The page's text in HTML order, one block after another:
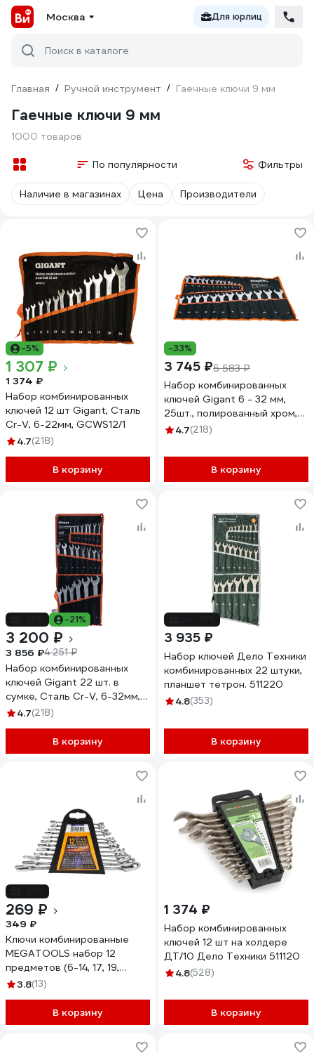
Москва Для юрлиц
Поиск в каталоге
Главная / Ручной инструмент / Гаечные ключи 9 мм
Гаечные ключи 9 мм
1000 товаров
По популярности Фильтры
Наличие в магазинах Цена Производители
-5%
1 307 ₽
1 374 ₽
Набор комбинированных
ключей 12 шт Gigant, Сталь
Cr-V, 6-22мм, GCWS12/1
4.7(218)
В корзину
-33%
3 745 ₽5 583 ₽
Набор комбинированных
ключей Gigant 6 - 32 мм,
25шт., полированный хром,
Сталь Cr-V, 6-32мм,
4.7(218)
В корзину
-21%
3 200 ₽
3 856 ₽4 251 ₽
Набор комбинированных
ключей Gigant 22 шт. в
сумке, Сталь Cr-V, 6-32мм,
GCWS22
4.7(218)
В корзину
3 935 ₽
Набор ключей Дело Техники
комбинированных 22 штуки,
планшет тетрон. 511220
4.8(353)
В корзину
269 ₽
349 ₽
Ключи комбинированные
MEGATOOLS набор 12
предметов (6-14, 17, 19,
22мм) в пласт. держателе
3.8(13)
В корзину
1 374 ₽
Набор комбинированных
ключей 12 шт на холдере
ДТ/10 Дело Техники 511120
4.8(528)
В корзину